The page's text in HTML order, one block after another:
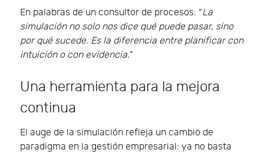
En palabras de un consultor de procesos: “La
simulación no solo nos dice qué puede pasar, sino
por qué sucede. Es la diferencia entre planificar con
intuición o con evidencia.”
Una herramienta para la mejora
continua
El auge de la simulación refleja un cambio de
paradigma en la gestión empresarial: ya no basta